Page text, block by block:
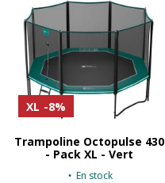
XL -8%
Trampoline Octopulse 430
- Pack XL - Vert
En stock